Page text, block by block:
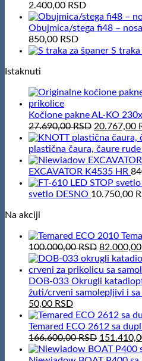
2.400,00 RSD
Obujmica/stega fi48 –
850,00 RSD
S traka
Istaknuti
Kočione pakne AL-KO
27.690,00RSD Original
price
was:
27.690,00
20.767,00
plastična čaura, čaure
EXCAVATOR K4535 HR
svetlo DESNO 10.750,00
Na akciji
100.000,00RSD Original
price
was:
82.000,00
DOB-033 Okrugli
žuti/crveni samolepljivi i
Original
price
was:
100,00 RSD.
50,00 RSDCurrent
price
is:
50,00 RSD.
Temared ECO 2612 sa
166.600,00RSD Original
price